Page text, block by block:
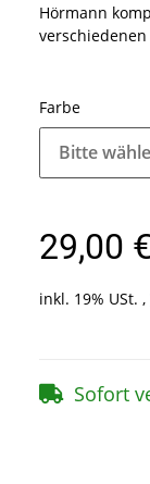
Hörmann
verschiedenen
Farbe
Bitte
29,00 €
inkl. 19% USt. ,
Sofort